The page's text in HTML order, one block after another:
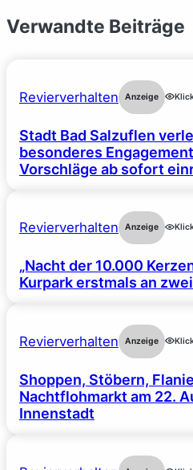
Verwandte Beiträge
Revierverhalten Anzeige
Stadt Bad Salzuflen
besonderes
Vorschläge ab sofort
Revierverhalten Anzeige
„Nacht der 10.000
Kurpark erstmals an
Revierverhalten Anzeige
Shoppen, Stöbern,
Nachtflohmarkt am 22.
Innenstadt